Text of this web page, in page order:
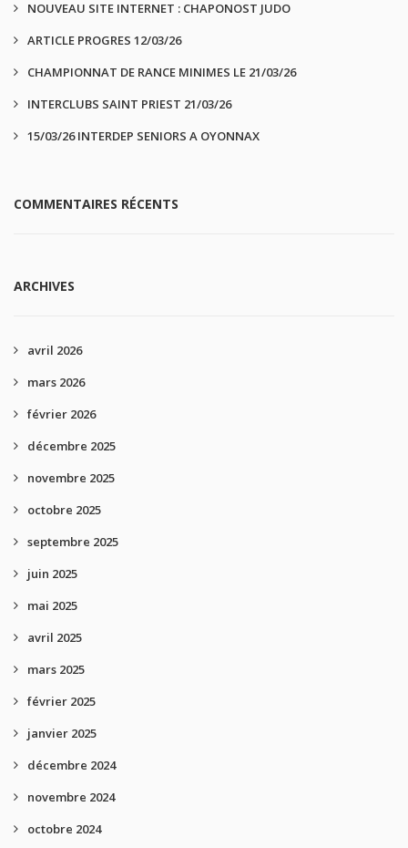
NOUVEAU SITE INTERNET : CHAPONOST JUDO
ARTICLE PROGRES 12/03/26
CHAMPIONNAT DE RANCE MINIMES LE 21/03/26
INTERCLUBS SAINT PRIEST 21/03/26
15/03/26 INTERDEP SENIORS A OYONNAX
COMMENTAIRES RÉCENTS
ARCHIVES
avril 2026
mars 2026
février 2026
décembre 2025
novembre 2025
octobre 2025
septembre 2025
juin 2025
mai 2025
avril 2025
mars 2025
février 2025
janvier 2025
décembre 2024
novembre 2024
octobre 2024